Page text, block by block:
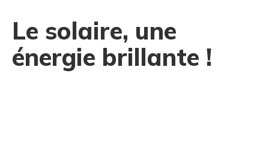
Le solaire, une
énergie brillante !